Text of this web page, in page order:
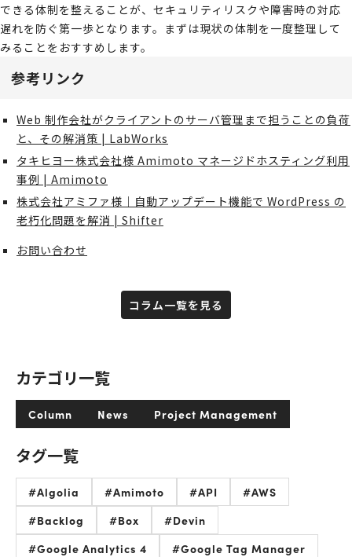
できる体制を整えることが、セキュリティリスクや障害時の対応
遅れを防ぐ第一歩となります。まずは現状の体制を一度整理して
みることをおすすめします。
参考リンク
Web 制作会社がクライアントのサーバ管理まで担うことの負荷
と、その解消策 | LabWorks
タキヒヨー株式会社様 Amimoto マネージドホスティング利用
事例 | Amimoto
株式会社アミファ様｜自動アップデート機能で WordPress の
老朽化問題を解消 | Shifter
お問い合わせ
コラム一覧を見る
カテゴリ一覧
Column News Project Management
タグ一覧
#Algolia #Amimoto #API
#AWS
#Backlog
#Box
#Devin
#Google Analytics 4
#Google Tag Manager